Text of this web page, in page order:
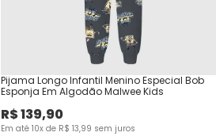
Pijama Longo Infantil Menino Especial Bob
Esponja Em Algodão Malwee Kids
R$139,90
Em até 10x de R$ 13,99 sem juros